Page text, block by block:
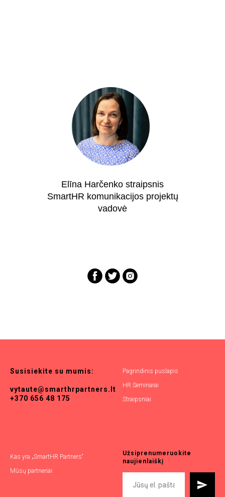
Elīna Harčenko straipsnis
SmartHR komunikacijos projektų
vadovė
Susisiekite su mumis:
vytaute@smarthrpartners.lt
+370 656 48 175
Pagrindinis puslapis
HR Seminarai
Straipsniai
Kas yra „SmartHR Partners“
Mūsų partneriai
Užsiprenumeruokite
naujienlaiškį